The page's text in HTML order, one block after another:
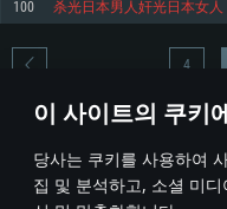
이 사이트의 쿠키
당사는 쿠키를 사용하여
집 및 분석하고, 소셜 미
570 혹은 그 이상
여유 저장 공간: 62.2 GB (전체
네트워크: 브로드밴드 인터넷
여유 저장 공간: 62.2 GB (전체
그래픽 카드: Vulkan 을 지원하고
1060 (6개월 미만) 혹은 그와 동
지원하는 AMD RX 570 (6개월
여유 저장 공간: 62.2 GB (전체 클
100 杀光日本男人奸光日本女人
* 순위표는 매일 1회 갱신됩니다
4